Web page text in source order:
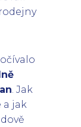
. Jak
a jak